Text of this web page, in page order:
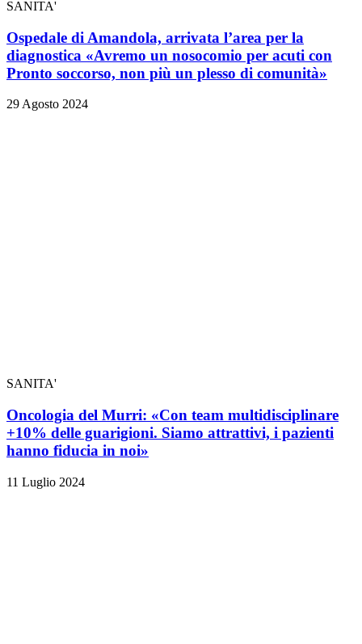
SANITA'
Ospedale di Amandola, arrivata l’area per la
diagnostica «Avremo un nosocomio per acuti con
Pronto soccorso, non più un plesso di comunità»
29 Agosto 2024
SANITA'
Oncologia del Murri: «Con team multidisciplinare
+10% delle guarigioni. Siamo attrattivi, i pazienti
hanno fiducia in noi»
11 Luglio 2024